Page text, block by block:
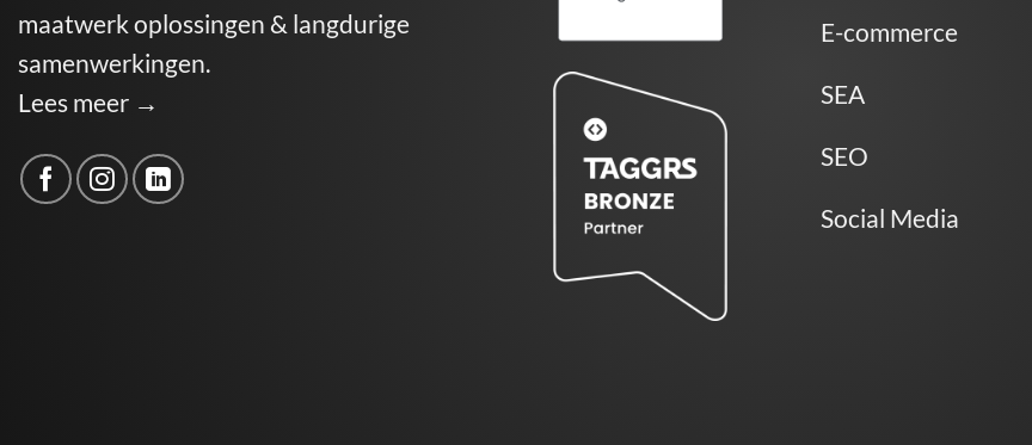
maatwerk oplossingen & langdurige
samenwerkingen.
Lees meer →
E-commerce
SEA
SEO
Social Media